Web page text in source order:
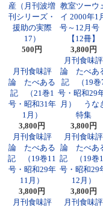
産（月刊波増
刊シリーズ・
援助の実際
17）
500円
教室ツーウ
イ 2000年1
号～12月号
【12冊】
3,800円
月刊食味評
論 たべある
記 （21巻1
号・昭和31年
1月）
3,800円
月刊食味評
論 たべあ
記 （19巻
号・昭和29
月） うな
特集
3,800円
月刊食味評
論 たべある
記 （19巻11
号・昭和29年
11月）
3,800円
月刊食味評
論 たべあ
記 （19巻
号・昭和29
12月）
3,800円
月刊食味評
月刊食味評